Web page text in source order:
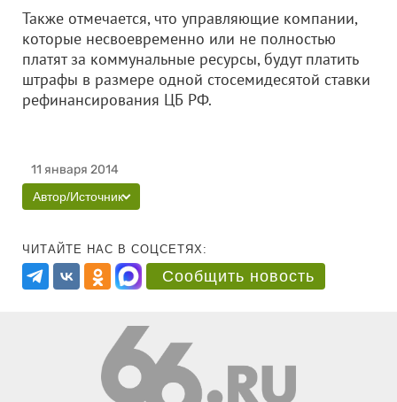
Также отмечается, что управляющие компании,
которые несвоевременно или не полностью
платят за коммунальные ресурсы, будут платить
штрафы в размере одной стосемидесятой ставки
рефинансирования ЦБ РФ.
11 января 2014
Автор/Источник
ЧИТАЙТЕ НАС В СОЦСЕТЯХ:
Сообщить новость